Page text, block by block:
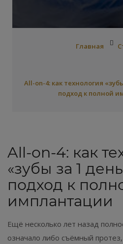
Главная
All-on-4: как технология
подход к полной
All-on-4: как
«зубы за 1
подход к
имплантации
Ещё несколько лет назад
означало либо съёмный